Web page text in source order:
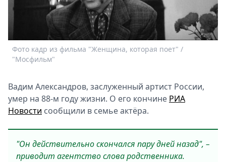
релизы
О
Metro
Стримы
Спецпроекты
Выборы
2026
Скачай
Фото кадр из фильма "Женщина, которая поет" /
"Мосфильм"
Вадим Александров, заслуженный артист России,
умер на 88-м году жизни. О его кончине РИА
Новости сообщили в семье актёра.
"Он действительно скончался пару дней назад", –
приводит агентство слова родственника.